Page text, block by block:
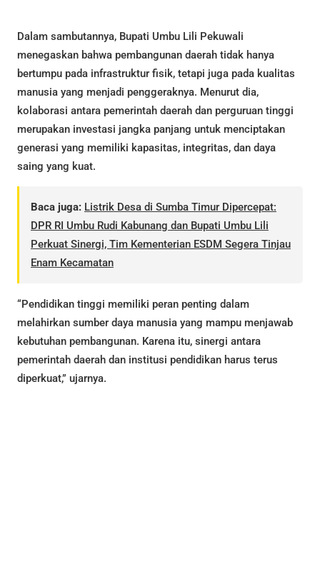
Dalam sambutannya, Bupati Umbu Lili Pekuwali
menegaskan bahwa pembangunan daerah tidak hanya
bertumpu pada infrastruktur fisik, tetapi juga pada kualitas
manusia yang menjadi penggeraknya. Menurut dia,
kolaborasi antara pemerintah daerah dan perguruan tinggi
merupakan investasi jangka panjang untuk menciptakan
generasi yang memiliki kapasitas, integritas, dan daya
saing yang kuat.
Baca juga: Listrik Desa di Sumba Timur Dipercepat:
DPR RI Umbu Rudi Kabunang dan Bupati Umbu Lili
Perkuat Sinergi, Tim Kementerian ESDM Segera Tinjau
Enam Kecamatan
“Pendidikan tinggi memiliki peran penting dalam
melahirkan sumber daya manusia yang mampu menjawab
kebutuhan pembangunan. Karena itu, sinergi antara
pemerintah daerah dan institusi pendidikan harus terus
diperkuat,” ujarnya.